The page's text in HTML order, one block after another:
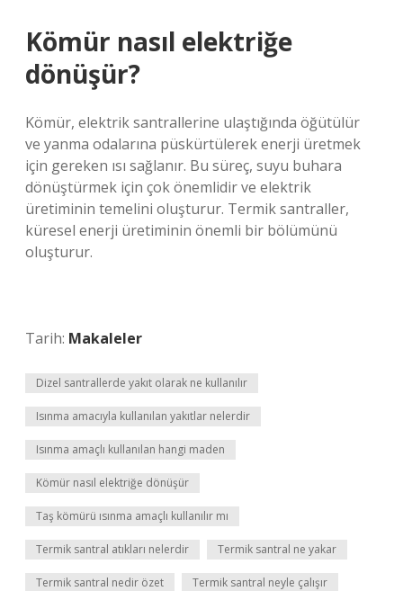
Kömür nasıl elektriğe
dönüşür?
Kömür, elektrik santrallerine ulaştığında öğütülür
ve yanma odalarına püskürtülerek enerji üretmek
için gereken ısı sağlanır. Bu süreç, suyu buhara
dönüştürmek için çok önemlidir ve elektrik
üretiminin temelini oluşturur. Termik santraller,
küresel enerji üretiminin önemli bir bölümünü
oluşturur.
Tarih: Makaleler
Dizel santrallerde yakıt olarak ne kullanılır
Isınma amacıyla kullanılan yakıtlar nelerdir
Isınma amaçlı kullanılan hangi maden
Kömür nasıl elektriğe dönüşür
Taş kömürü ısınma amaçlı kullanılır mı
Termik santral atıkları nelerdir Termik santral ne yakar
Termik santral nedir özet Termik santral neyle çalışır